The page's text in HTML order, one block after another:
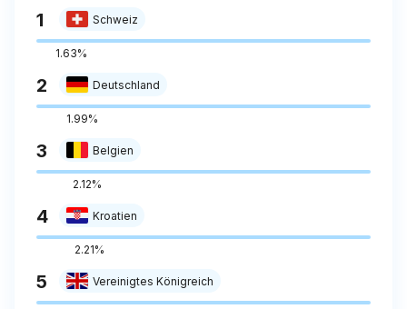
1 Schweiz
1.63%
2 Deutschland
1.99%
3 Belgien
2.12%
4 Kroatien
2.21%
5 Vereinigtes Königreich